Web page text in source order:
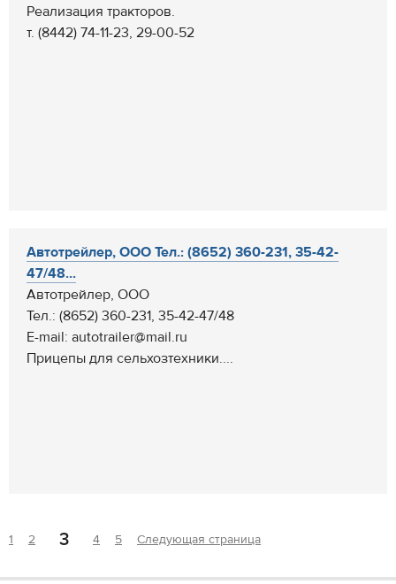
Реализация тракторов.
т. (8442) 74-11-23, 29-00-52
Автотрейлер, ООО Тел.: (8652) 360-231, 35-42-
47/48...
Автотрейлер, ООО
Тел.: (8652) 360-231, 35-42-47/48
E-mail: autotrailer@mail.ru
Прицепы для сельхозтехники....
1 2 3 4 5 Следующая страница